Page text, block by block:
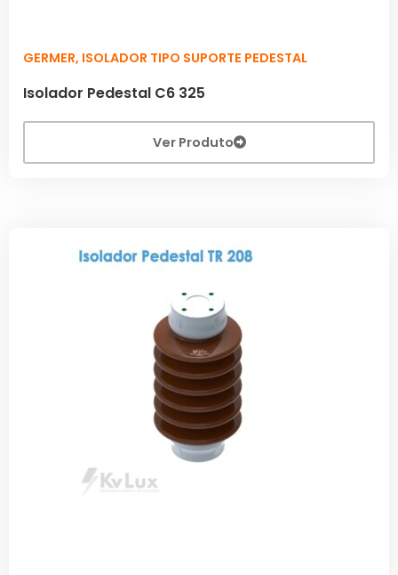
GERMER, ISOLADOR TIPO SUPORTE PEDESTAL
Isolador Pedestal C6 325
Ver Produto